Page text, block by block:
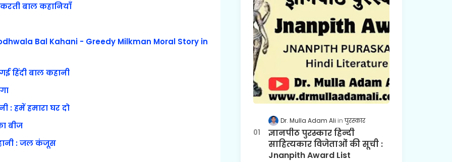
बाल कहानियाँ
Bal Kahani - Greedy Milkman Moral Story in
हिंदी बाल कहानी
: हमें हमारा घर दो
बीज
: जल कंजूस
Dr. Mulla Adam Ali पुरस्कार
ज्ञानपीठ पुरस्कार हिन्दी
साहित्यकार विजेताओं की सूची :
Jnanpith Award List